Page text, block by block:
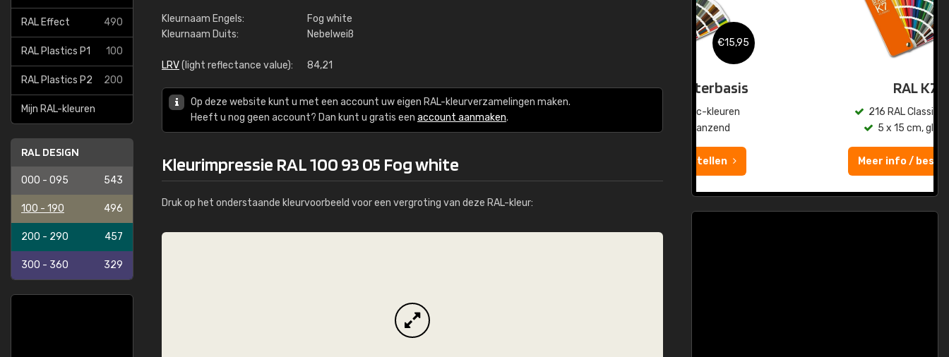
RAL Effect 490
RAL Plastics P1 100
RAL Plastics P2 200
Mijn RAL-kleuren
RAL DESIGN
000 - 095 543
100 - 190 496
200 - 290 457
300 - 360 329
Kleurnaam Engels:
Fog white
Kleurnaam Duits:
Nebelweiß
LRV(light reflectance value): 84,21
Op deze website kunt u met een account uw eigen RAL-kleurverzamelingen maken.
Heeft u nog geen account? Dan kunt u gratis een account aanmaken.
Kleurimpressie RAL 100 93 05 Fog white
Druk op het onderstaande kleurvoorbeeld voor een vergroting van deze RAL-kleur:
RAL K7 op waterbasis
€15,95
216 RAL Classic-kleuren
5 x 15 cm, glanzend
Meer info / bestellen